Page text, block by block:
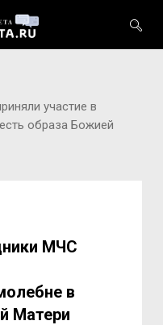
участие в
образа Божией
МЧС
в
Матери